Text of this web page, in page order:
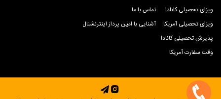
ویزای تحصیلی کانادا
ویزای تحصیلی آمریکا
پذیرش تحصیلی کانادا
وقت سفارت آمریکا
تماس با ما
آشنایی با امین پرداز اینترنشنال